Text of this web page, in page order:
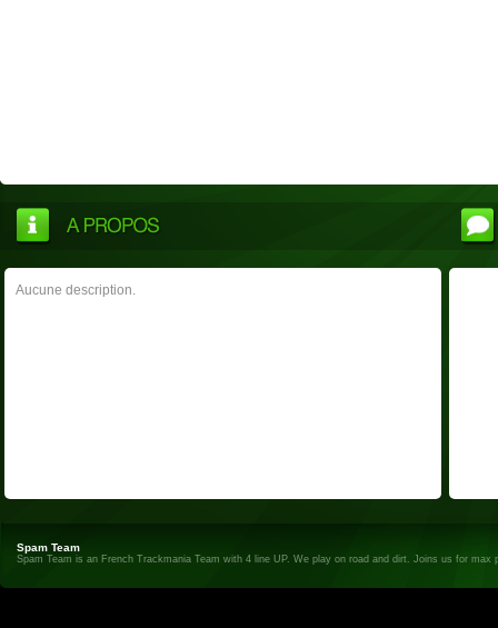
Aucune description.
Spam Team
Spam Team is an French Trackmania Team with 4 line UP. We play on road and dirt. Joins us for max